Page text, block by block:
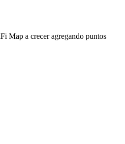
Map a crecer agregando puntos